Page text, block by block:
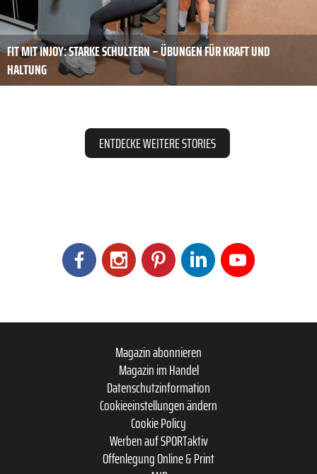
FIT MIT INJOY: STARKE SCHULTERN – ÜBUNGEN FÜR KRAFT UND
HALTUNG
ENTDECKE WEITERE STORIES
Magazin abonnieren
Magazin im Handel
Datenschutzinformation
Cookieeinstellungen ändern
Cookie Policy
Werben auf SPORTaktiv
Offenlegung Online & Print